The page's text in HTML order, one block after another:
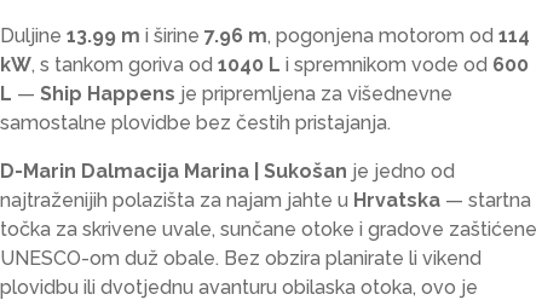
Duljine 13.99 m i širine 7.96 m, pogonjena motorom od 114
kW, s tankom goriva od 1040 L i spremnikom vode od 600
L — Ship Happens je pripremljena za višednevne
samostalne plovidbe bez čestih pristajanja.
D-Marin Dalmacija Marina | Sukošan je jedno od
najtraženijih polazišta za najam jahte u Hrvatska — startna
točka za skrivene uvale, sunčane otoke i gradove zaštićene
UNESCO-om duž obale. Bez obzira planirate li vikend
plovidbu ili dvotjednu avanturu obilaska otoka, ovo je